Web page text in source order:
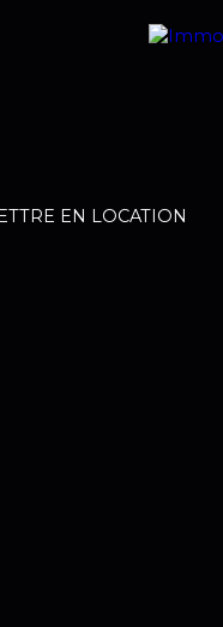
EN LOCATION